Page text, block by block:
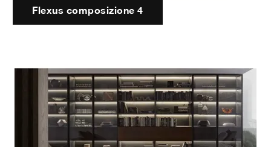
Flexus composizione 4